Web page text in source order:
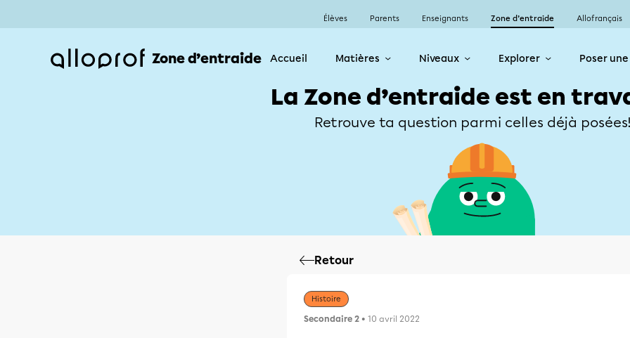
Élèves Parents Enseignants Zone d’entraide Allofrançais
Zone d’entraide Accueil Matières Niveaux Explorer Poser
La Zone d’entraide est en
Retrouve ta question parmi celles déjà
Retour
Histoire
Secondaire 2 • 10 avril 2022